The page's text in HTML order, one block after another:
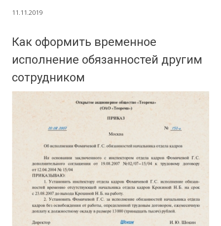
11.11.2019
Как оформить временное
исполнение обязанностей другим
сотрудником